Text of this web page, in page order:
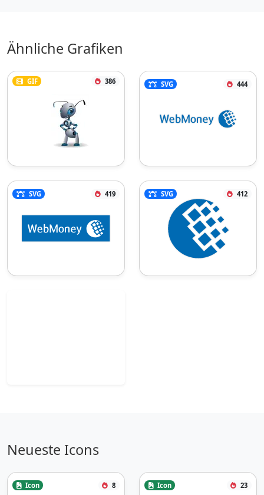
Ähnliche Grafiken
GIF 386 SVG 444
SVG 419 SVG 412
Neueste Icons
Icon 8 Icon 23